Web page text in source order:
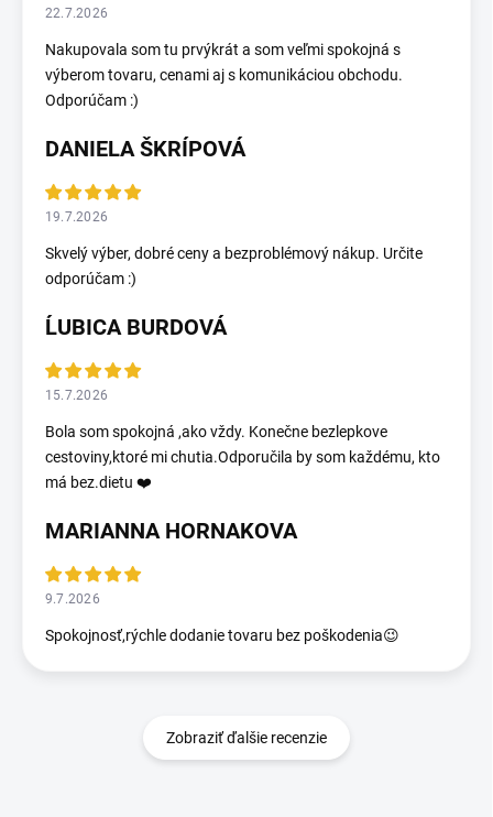
22.7.2026
Nakupovala som tu prvýkrát a som veľmi spokojná s
výberom tovaru, cenami aj s komunikáciou obchodu.
Odporúčam :)
DANIELA ŠKRÍPOVÁ
19.7.2026
Skvelý výber, dobré ceny a bezproblémový nákup. Určite
odporúčam :)
ĹUBICA BURDOVÁ
15.7.2026
Bola som spokojná ,ako vždy. Konečne bezlepkove
cestoviny,ktoré mi chutia.Odporučila by som každému, kto
má bez.dietu ❤️
MARIANNA HORNAKOVA
9.7.2026
Spokojnosť,rýchle dodanie tovaru bez poškodenia😉
Zobraziť ďalšie recenzie